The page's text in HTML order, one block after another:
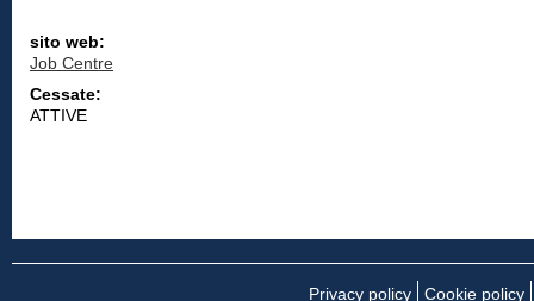
sito web:
Job Centre
Cessate:
ATTIVE
Privacy policy Cookie policy